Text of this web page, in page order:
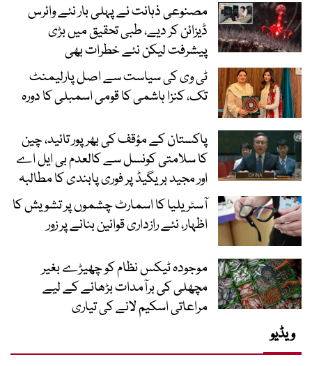
مصنوعی ذہانت نے پہلی بار نئے وائرس
ڈیزائن کر دیے، طبی تحقیق میں بڑی
پیشرفت لیکن نئے خطرات بھی
ٹی وی کی سیاست سے اصل پارلیمنٹ
تک، کنزا ہاشمی کا قومی اسمبلی کا دورہ
پاکستان کے مؤقف کی بھرپور تائید، چین
کا سلامتی کونسل سے کالعدم بی ایل اے
اور مجید بریگیڈ پر فوری پابندی کا مطالبہ
آسٹریلیا کا اسمارٹ چشموں پر تشویش کا
اظہار، نئے رازداری قوانین بنانے پر زور
موجودہ ٹیکس نظام کو چھیڑے بغیر
مچھلی کی برآمدات بڑھانے کے لیے
مراعاتی اسکیم لانے کی تیاری
ویڈیو